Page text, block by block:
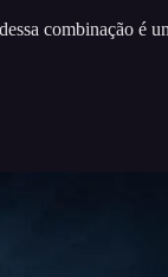
combinação é